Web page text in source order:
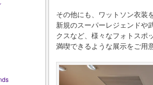
その他にも、ワットソン衣装
新規のスーパーレジェンドや
クスなど、様々なフォトス
満喫できるような展示をご用